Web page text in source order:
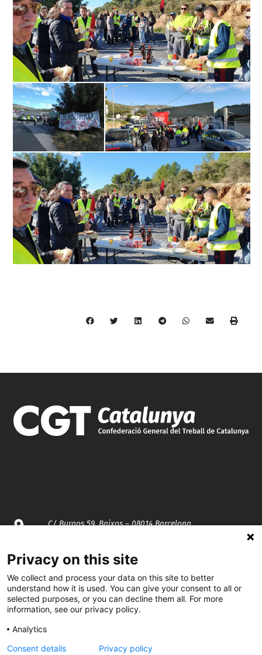
C/ Burgos 59, Baixos – 08014 Barcelona
spccc@ spcgtcatalunya.cat
935 120 481
@CGTCatalunya
Privacy on this site
We collect and process your data on this site to better
understand how it is used. You can give your consent to all or
selected purposes, or you can decline them all. For more
information, see our privacy policy.
Analytics
Consent details
Privacy policy